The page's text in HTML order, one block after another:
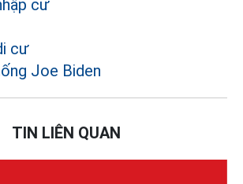
cư
cư
Joe Biden
TIN LIÊN QUAN